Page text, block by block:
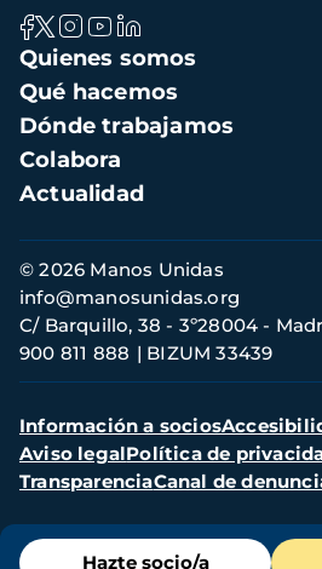
Menú
Hazte socio/a
Navegación
principal
Quienes somos
Qué hacemos
Dónde trabajamos
Colabora
Actualidad
Información
de
contacto
© 2026 Manos Unidas
C/ Barquillo, 38 - 3º28004 -
900 811 888
BIZUM 33439
info@manosunidas.org
Menú
secundario
Información a socios
Aviso legalPolítica de
TransparenciaCanal de